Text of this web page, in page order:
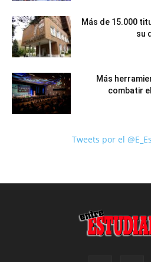
Más de 15.000
su
Más
combatir
Tweets por el